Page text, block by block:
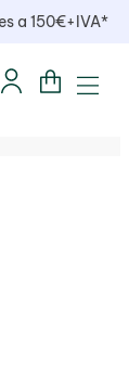
a 150€+IVA*